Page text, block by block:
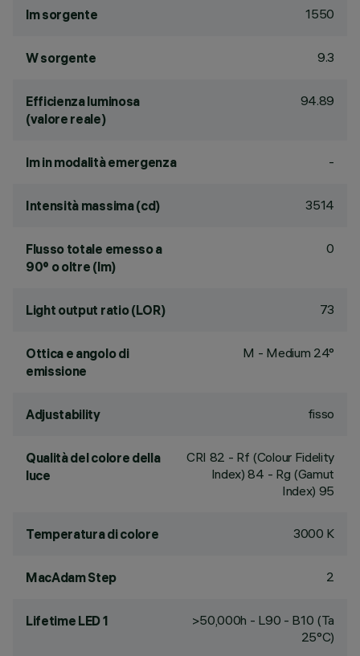
lm sorgente 1550
W sorgente 9.3
Efficienza luminosa
(valore reale)
94.89
lm in modalità emergenza -
Intensità massima (cd) 3514
Flusso totale emesso a
90° o oltre (lm)
0
Light output ratio (LOR) 73
Ottica e angolo di
emissione
M - Medium 24°
Adjustability fisso
Qualità del colore della
luce
CRI 82 - Rf (Colour Fidelity
Index) 84 - Rg (Gamut
Index) 95
Temperatura di colore 3000 K
MacAdam Step 2
Lifetime LED 1
>50,000h - L90 - B10 (Ta
25°C)